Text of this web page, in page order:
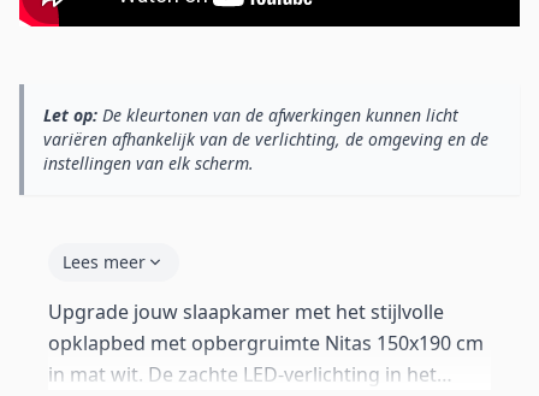
Let op: De kleurtonen van de afwerkingen kunnen licht
variëren afhankelijk van de verlichting, de omgeving en de
instellingen van elk scherm.
Lees meer
Upgrade jouw slaapkamer met het stijlvolle
opklapbed met opbergruimte Nitas 150x190 cm
in mat wit. De zachte LED-verlichting in het